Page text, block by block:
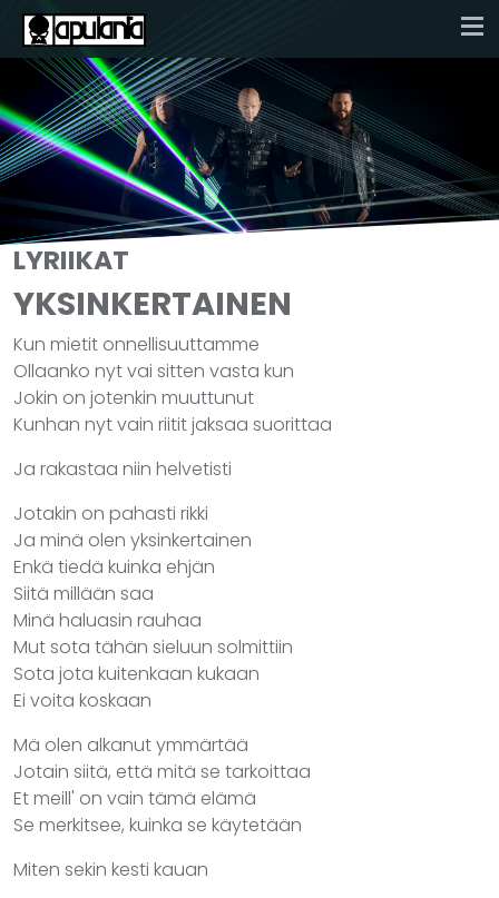
LYRIIKAT
YKSINKERTAINEN
Kun mietit onnellisuuttamme
Ollaanko nyt vai sitten vasta kun
Jokin on jotenkin muuttunut
Kunhan nyt vain riitit jaksaa suorittaa
Ja rakastaa niin helvetisti
Jotakin on pahasti rikki
Ja minä olen yksinkertainen
Enkä tiedä kuinka ehjän
Siitä millään saa
Minä haluasin rauhaa
Mut sota tähän sieluun solmittiin
Sota jota kuitenkaan kukaan
Ei voita koskaan
Mä olen alkanut ymmärtää
Jotain siitä, että mitä se tarkoittaa
Et meill' on vain tämä elämä
Se merkitsee, kuinka se käytetään
Miten sekin kesti kauan